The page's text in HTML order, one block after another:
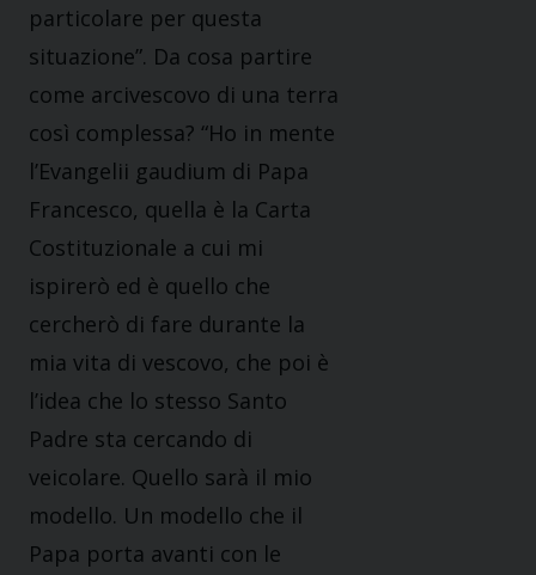
particolare per questa
situazione”. Da cosa partire
come arcivescovo di una terra
così complessa? “Ho in mente
l’Evangelii gaudium di Papa
Francesco, quella è la Carta
Costituzionale a cui mi
ispirerò ed è quello che
cercherò di fare durante la
mia vita di vescovo, che poi è
l’idea che lo stesso Santo
Padre sta cercando di
veicolare. Quello sarà il mio
modello. Un modello che il
Papa porta avanti con le